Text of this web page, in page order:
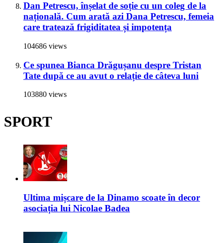
Dan Petrescu, înșelat de soție cu un coleg de la
națională. Cum arată azi Dana Petrescu, femeia
care tratează frigiditatea și impotența
104686 views
Ce spunea Bianca Drăgușanu despre Tristan
Tate după ce au avut o relație de câteva luni
103880 views
SPORT
Ultima mișcare de la Dinamo scoate în decor
asociația lui Nicolae Badea